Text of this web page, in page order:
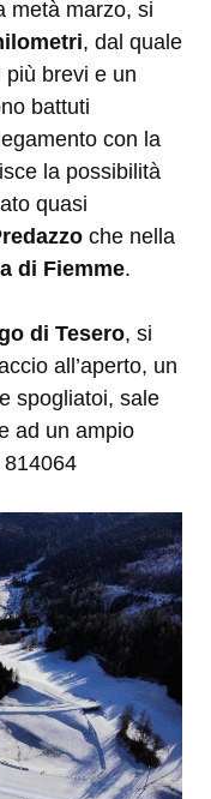
metà marzo, si
, dal quale
brevi e un
battuti
con la
la possibilità
quasi
che nella
di Fiemme.
di Tesero, si
all’aperto, un
spogliatoi, sale
ad un ampio
814064